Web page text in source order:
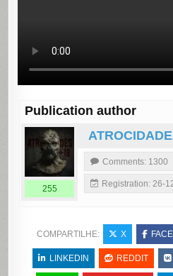
Publication author
255
Comments: 1300
Registration: 26-
COMPARTILHE: X
LINKEDIN REDDIT